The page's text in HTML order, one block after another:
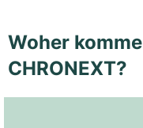
Woher
CHRONEXT?